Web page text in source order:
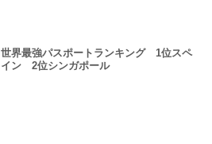
世界最強パスポートランキング 1位スペ
イン 2位シンガポール